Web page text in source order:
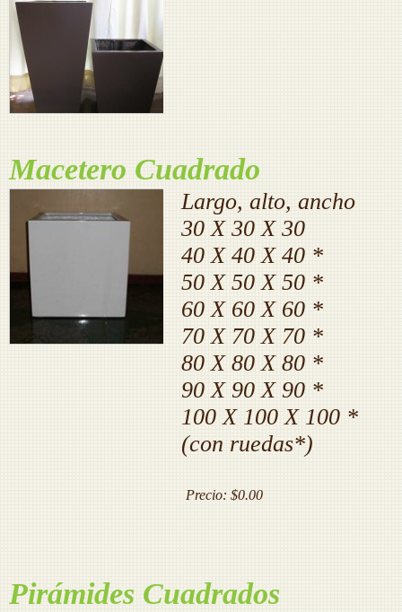
Macetero Cuadrado
Largo, alto, ancho
30 X 30 X 30
40 X 40 X 40 *
50 X 50 X 50 *
60 X 60 X 60 *
70 X 70 X 70 *
80 X 80 X 80 *
90 X 90 X 90 *
100 X 100 X 100 *
(con ruedas*)
Precio: $0.00
Pirámides Cuadrados